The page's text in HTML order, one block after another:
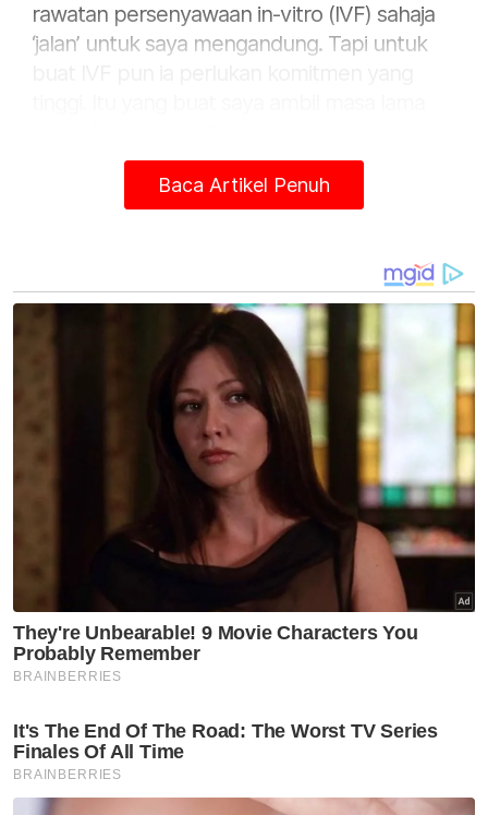
rawatan persenyawaan in-vitro (IVF) sahaja
‘jalan’ untuk saya mengandung. Tapi untuk
mengandung,” katanya kepada Sinar Harian.
Cahaya mata sulung Norazlina dan Ahmad Zaidi dilahirkan tepat
Norazlina yang mengusahakan kedai laksa
sarang di Tok Jembal, Kuala Nerus
ujian kendiri kehamilan secara tidak sengaja
kerana dia ketika itu tidak sihat.
Baca Artikel Penuh